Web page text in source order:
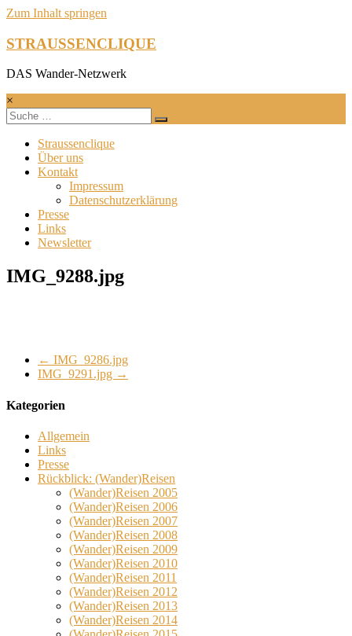
Zum Inhalt springen
STRAUSSENCLIQUE
DAS Wander-Netzwerk
×
Straussenclique
Über uns
Kontakt
Impressum
Datenschutzerklärung
Presse
Links
Newsletter
IMG_9288.jpg
← IMG_9286.jpg
IMG_9291.jpg →
Kategorien
Allgemein
Links
Presse
Rückblick: (Wander)Reisen
(Wander)Reisen 2005
(Wander)Reisen 2006
(Wander)Reisen 2007
(Wander)Reisen 2008
(Wander)Reisen 2009
(Wander)Reisen 2010
(Wander)Reisen 2011
(Wander)Reisen 2012
(Wander)Reisen 2013
(Wander)Reisen 2014